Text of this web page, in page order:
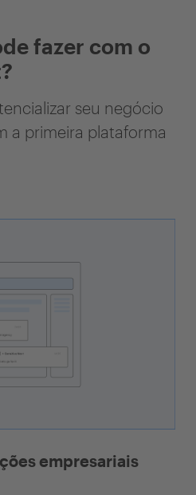
fazer com o
seu negócio
a primeira plataforma
empresariais